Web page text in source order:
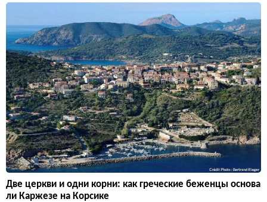
Две церкви и одни корни: как греческие беженцы основа
ли Каржезе на Корсике